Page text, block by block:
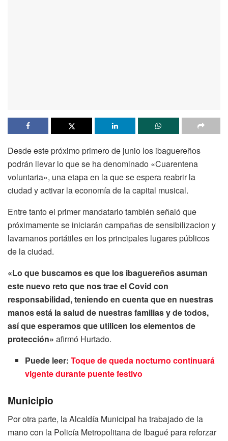
Desde este próximo primero de junio los ibaguereños
podrán llevar lo que se ha denominado «Cuarentena
voluntaria», una etapa en la que se espera reabrir la
ciudad y activar la economía de la capital musical.
Entre tanto el primer mandatario también señaló que
próximamente se iniciarán campañas de sensibilizacion y
lavamanos portátiles en los principales lugares públicos
de la ciudad.
«Lo que buscamos es que los ibaguereños asuman
este nuevo reto que nos trae el Covid con
responsabilidad, teniendo en cuenta que en nuestras
manos está la salud de nuestras familias y de todos,
así que esperamos que utilicen los elementos de
protección» afirmó Hurtado.
Puede leer:Toque de queda nocturno continuará
vigente durante puente festivo
Municipio
Por otra parte, la Alcaldía Municipal ha trabajado de la
mano con la Policía Metropolitana de Ibagué para reforzar